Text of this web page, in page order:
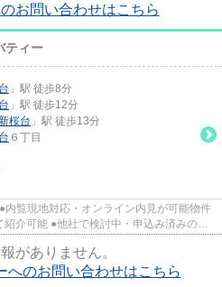
お問い合わせはこちら
ティー
」駅 徒歩8分
」駅 徒歩12分
桜台 」駅 徒歩13分
６丁目
覧現地対応・オンライン内見が可能物件
介可能 ●他社で検討中・申込み済みのお
がありません。
へのお問い合わせはこちら